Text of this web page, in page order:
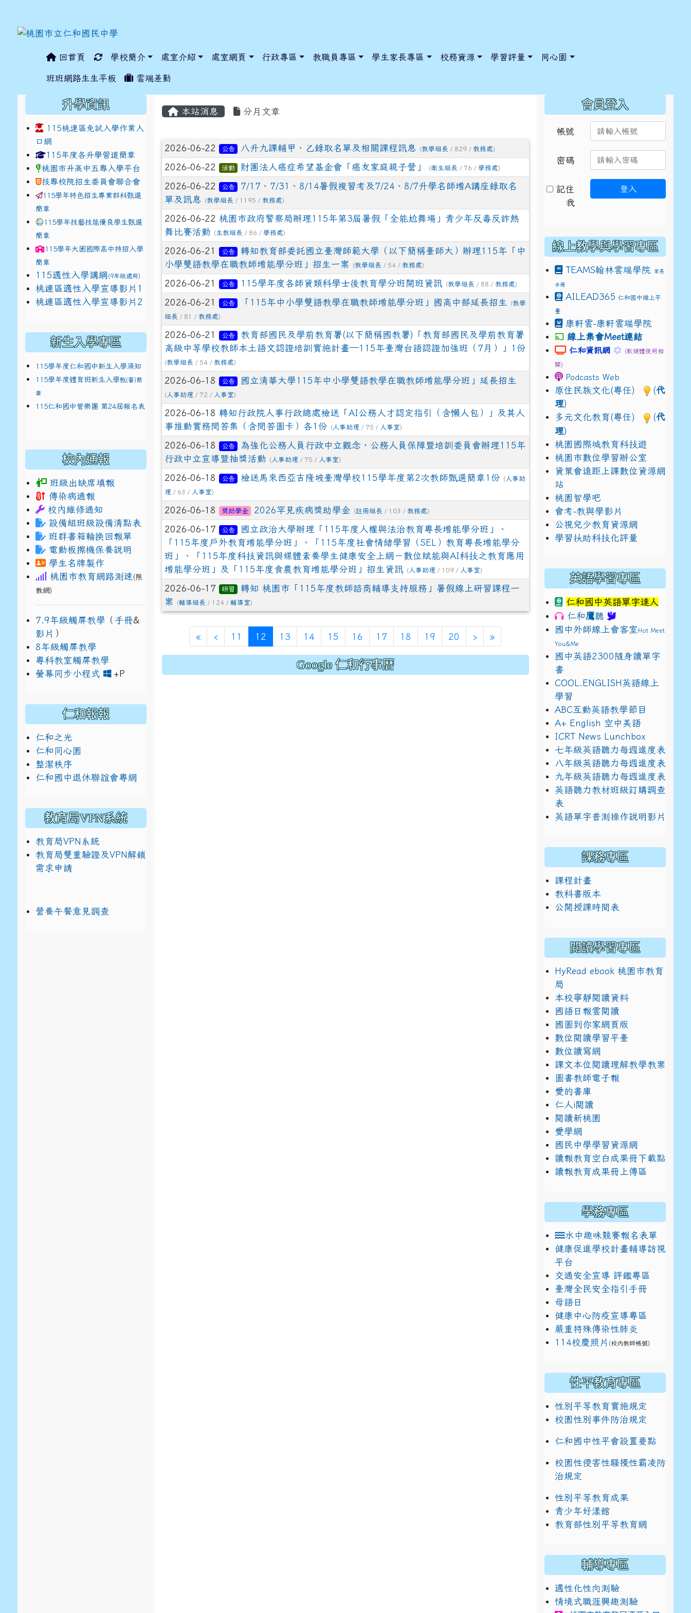
回首頁 學校簡介 處室介紹 處室網頁 行政專區 教職員專區 學生家長專區 校務資源 學習評量 同心園
班班網路生生平板 雲端差勤
本站消息 分月文章
文章列表
2026-06-22 公告 八升九課輔甲、乙錄取名單及相關課程訊息 (教學組長 / 829 /教務處)
2026-06-22 活動 財團法人癌症希望基金會「癌友家庭親子營」 (衛生組長 / 76 / 學務處)
2026-06-22 公告
7/17、7/31、8/14暑假複習考及7/24、8/7升學名師增A講座錄取名
單及訊息
(教學組長 / 1195 / 教務處)
2026-06-22 桃園市政府警察局辦理115年第3屆暑假「全能尬舞場」青少年反毒反詐熱
舞比賽活動
(生教組長 / 86 / 學務處)
2026-06-21 公告
轉知教育部委託國立臺灣師範大學（以下簡稱臺師大）辦理115年「中
小學雙語教學在職教師增能學分班」招生一案
(教學組長 / 54 / 教務處)
2026-06-21 公告 115學年度各師資類科學士後教育學分班開班資訊 (教學組長 / 88 /教務處)
2026-06-21 公告 「115年中小學雙語教學在職教師增能學分班」國高中部延長招生 (教學
組長 / 81 / 教務處)
2026-06-21 公告
教育部國民及學前教育署(以下簡稱國教署)「教育部國民及學前教育署
高級中等學校教師本土語文認證培訓實施計畫─115年臺灣台語認證加強班（7月）」1份
(教學組長 / 54 / 教務處)
2026-06-18 公告 國立清華大學115年中小學雙語教學在職教師增能學分班」延長招生
(人事助理 / 72 / 人事室)
2026-06-18 轉知行政院人事行政總處檢送「AI公務人才認定指引（含懶人包）」及其人
事推動實務問答集（含問答圖卡）各1份
(人事助理 / 75 / 人事室)
2026-06-18 公告
為強化公務人員行政中立觀念，公務人員保障暨培訓委員會辦理115年
行政中立宣導暨抽獎活動
(人事助理 / 75 / 人事室)
2026-06-18 公告 檢送馬來西亞吉隆坡臺灣學校115學年度第2次教師甄選簡章1份 ( 人事助
理 / 63 / 人事室)
2026-06-18 獎助學金 2026罕見疾病獎助學金 (註冊組長 / 103 /教務處)
2026-06-17 公告
國立政治大學辦理「115年度人權與法治教育專長增能學分班」、
「115年度戶外教育增能學分班」、「115年度社會情緒學習（SEL）教育專長增能學分
班」、「115年度科技資訊與媒體素養學生健康安全上網－數位賦能與AI科技之教育應用
增能學分班」及「115年度食農教育增能學分班」招生資訊
(人事助理 / 109 / 人事室)
2026-06-17 研習
轉知 桃園市「115年度教師諮商輔導支持服務」暑假線上研習課程一
案
(輔導組長 / 124 / 輔導室)
« ‹ 11 12 (current)
13 14 15 16 17 18 19 20 › »
Google 仁和行事曆
升學資訊
115桃連區免試入學作業入
口網
link to https://www.jhjhs.tyc.edu.tw/modules/tadnews/index.php?nsn=5425
115年度各升學管道簡章link to http://tyc.entry.edu.tw/NoExamImitate_TL/NoExamImitateHome/Page/Public/ChooseSys?s=05 style=font-size: 1rem; background-
link to http://tyc.entry.edu.tw/NoExamImitate_TL/NoExamImitateHome/Page/Public/ChooseSys?s=05 style=font-size: 1rem; background-
桃園市升高中五專入學平台
技專校院招生委員會聯合會
115學年特色招生專業群科甄選
簡章
115學年技藝技能優良學生甄選
簡章
115學年大園國際高中特招入學
簡章
115適性入學講綱 (9年級適用)
link to https://docs.google.com/presentation/d/1x3bih9gNpRNolaz0znBOn--g7OisECve/
桃連區適性入學宣導影片1
link to https://docs.google.com/presentation/d/1x3bih9gNpRNolaz0znBOn--g7OisECve/
桃連區適性入學宣導影片2 114適性入學講綱 1111ㄅㄅlink to https://docs.go114適性入學講綱 ogle.com/presentation/d/
新生入學專區
115學年度仁和國中新生入學須知
115學年度體育班新生入學甄(審)簡
章
115仁和國中管樂團 第24屆報名表
校內通報
班級出缺席填報
傳染病通報
校內維修通知
設備組班級設備清點表
班群書箱輪換回報單
電動板擦機保養說明
學生名牌製作
桃園市教育網路測速 (限
教網)
7.9年級觸屏教學 （ 手冊&
影片 ）
8年級觸屏教學
專科教室觸屏教學
螢幕同步小程式
+Plink to https://www.jhjhs.tyc.edu.tw/uploads/tad_blocks/file/
link to https://drive.google.com/file/d/1DRAbt49kEePJ5_zYCA1AuLinl3dysZ_8/view?usp=sharing
仁和報報
仁和之光
仁和同心園
整潔秩序
仁和國中退休聯誼會專網
教育局VPN系統
教育局VPN系統
教育局雙重驗證及VPN解鎖
需求申請
營養午餐意見調查
會員登入
帳號
密碼
記住
我
登入
線上教學與學習專區
TEAMS翰林雲端學院 家長
手冊
AILEAD365 仁和國中線上平
臺
康軒雲-康軒雲端學院
線上集會Meet連結
link to https://
仁和資訊網 link to https://
(軟硬體使用相
關)
Podcasts Web
原住民族文化(專任) (代
理)
多元文化教育(專任)
(代
理)
桃園國際城教育科技遊
桃園市數位學習辦公室
資策會遠距上課數位資源網
站
桃園智學吧
會考-教與學影片
公視兒少教育資源網
學習扶助科技化評量
英語學習專區
仁和國中英語單字達人
仁和鷹聽
國中外師線上會客室Hot Meet
You&Me
國中英語2300隨身讀單字
書
COOL.ENGLISH英語線上
學習
ABC互動英語教學節目
A+ English 空中美語
ICRT News Lunchbox
七年級英語聽力每週進度表
八年級英語聽力每週進度表
九年級英語聽力每週進度表
英語聽力教材班級訂購調查
表
英語單字普測操作說明影片
課務專區
課程計畫
教科書版本
公開授課時間表
閱讀學習專區
HyRead ebook 桃園市教育
局
本校寧靜閱讀資料
國語日報雲閱讀
國圖到你家網頁版
數位閱讀學習平臺
數位讀寫網
課文本位閱讀理解教學教案
圖書教師電子報
愛的書庫
仁人i閱讀
閱讀新桃園
愛學網
國民中學學習資源網
讀報教育空白成果冊下載點
讀報教育成果冊上傳區
學務專區
水中趣味競賽報名表單
健康促進學校計畫輔導訪視
平台
交通安全宣導 評鑑專區
臺灣全民安全指引手冊
母語日
健康中心防疫宣導專區
嚴重特殊傳染性肺炎
114校慶照片 (校內教師帳號)
性平教育專區
性別平等教育實施規定
校園性別事件防治規定
仁和國中性平會設置要點
校園性侵害性騷擾性霸凌防
治規定
性別平等教育成果
青少年好漾館
教育部性別平等教育網
輔導專區
適性化性向測驗
情境式職涯興趣測驗